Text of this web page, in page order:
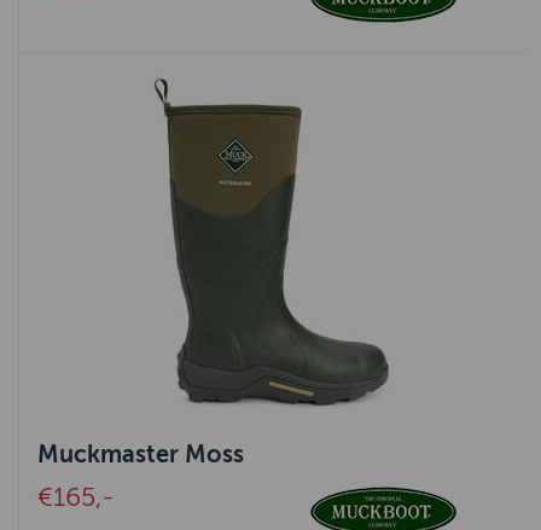
Muckmaster Moss
€165,-